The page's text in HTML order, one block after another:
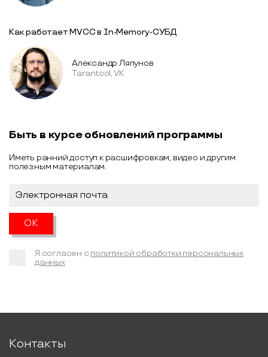
Как работает MVCC в In-Memory-СУБД
Александр Ляпунов
Tarantool, VK
Быть в курсе обновлений программы
Иметь ранний доступ к расшифровкам, видео и другим
полезным материалам.
Я согласен с политикой обработки персональных
данных
Контакты